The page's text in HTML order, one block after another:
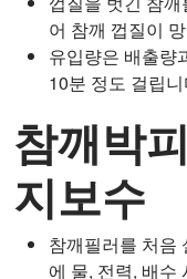
어 참깨 껍질이
유입량은 배출량
10분 정도 걸립
참깨박
지보수
참깨필러를 처음
에 물, 전력, 배수